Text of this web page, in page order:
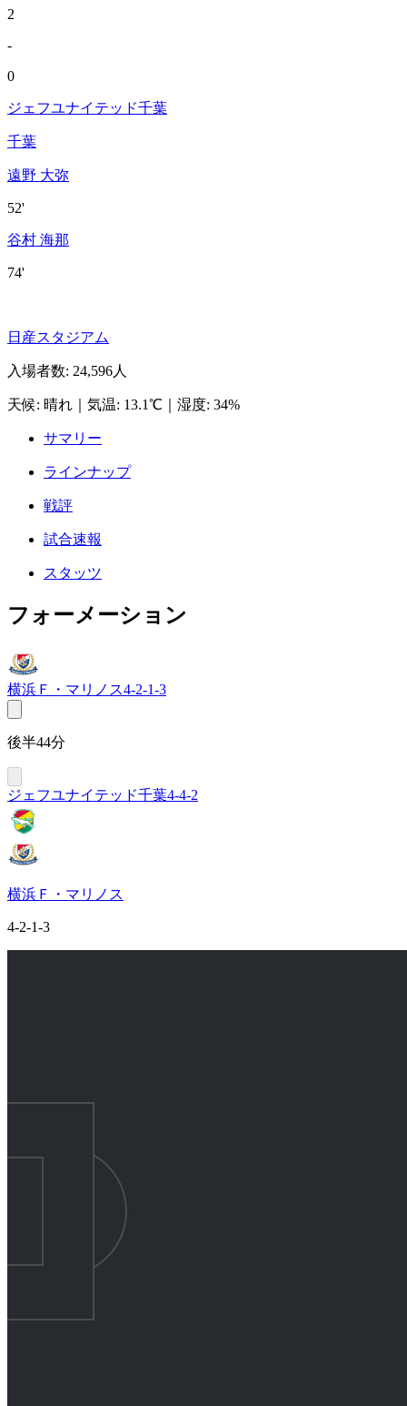
2
-
0
ジェフユナイテッド千葉
千葉
遠野 大弥
52'
谷村 海那
74'
日産スタジアム
入場者数: 24,596人
天候: 晴れ 気温: 13.1℃ 湿度: 34%
サマリー
ラインナップ
戦評
試合速報
スタッツ
フォーメーション
横浜Ｆ・マリノス4-2-1-3
後半44分
ジェフユナイテッド千葉4-4-2
横浜Ｆ・マリノス
4-2-1-3